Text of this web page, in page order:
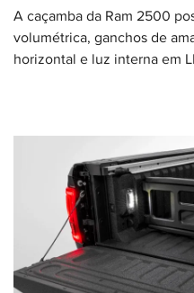
A caçamba da Ram 2500
volumétrica, ganchos de
horizontal e luz interna em